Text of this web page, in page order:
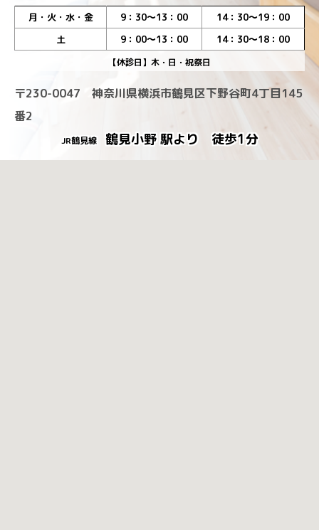
月・火・水・金 9：30～13：00
14：30～19：00
土
9：00～13：00 14：30～18：00
【休診日】木・日・祝祭日
〒230-0047 神奈川県横浜市鶴見区下野谷町4丁目145
番2
JR鶴見線 鶴見小野 駅より 徒歩1分